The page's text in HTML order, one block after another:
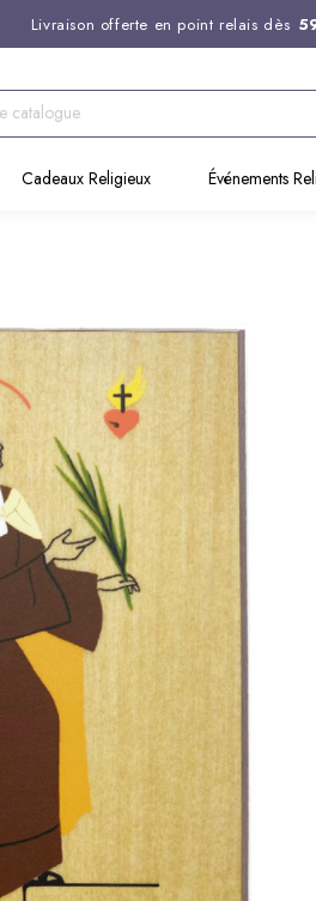
Livraison offerte en point relais dès
Support client disponible au
Commandez avant 14H, expédition
Cadeaux Religieux Événements